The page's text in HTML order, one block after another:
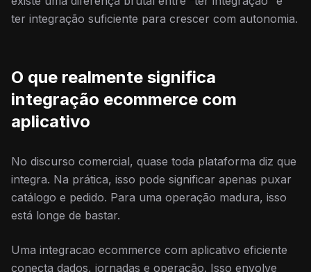
ter integração suficiente para crescer com autonomia.
O que realmente significa
integração ecommerce com
aplicativo
No discurso comercial, quase toda plataforma diz que
integra. Na prática, isso pode significar apenas puxar
catálogo e pedido. Para uma operação madura, isso
está longe de bastar.
Uma integracao ecommerce com aplicativo eficiente
conecta dados, jornadas e operação. Isso envolve